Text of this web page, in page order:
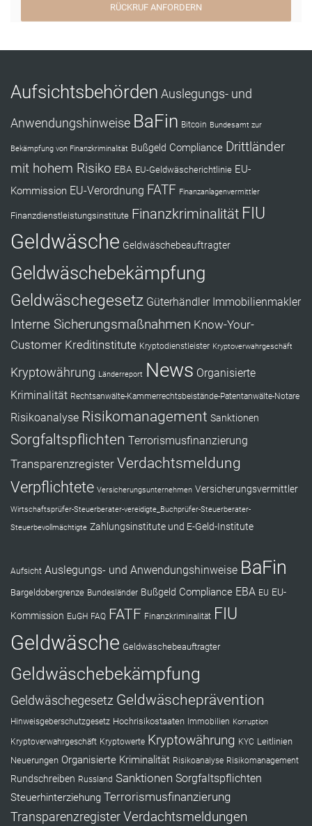
Aufsichtsbehörden Auslegungs- und
Anwendungshinweise BaFin Bitcoin Bundesamt zur
Bekämpfung von Finanzkriminalität Bußgeld Compliance Drittländer
mit hohem Risiko EBA EU-Geldwäscherichtlinie EU-
Kommission EU-Verordnung FATF Finanzanlagenvermittler
Finanzdienstleistungsinstitute Finanzkriminalität FIU
Geldwäsche Geldwäschebeauftragter
Geldwäschebekämpfung
Geldwäschegesetz Güterhändler Immobilienmakler
Interne Sicherungsmaßnahmen Know-Your-
Customer Kreditinstitute Kryptodienstleister Kryptoverwahrgeschäft
Kryptowährung Länderreport News Organisierte
Kriminalität Rechtsanwälte-Kammerrechtsbeistände-Patentanwälte-Notare
Risikoanalyse Risikomanagement Sanktionen
Sorgfaltspflichten Terrorismusfinanzierung
Transparenzregister Verdachtsmeldung
Verpflichtete Versicherungsunternehmen Versicherungsvermittler
Wirtschaftsprüfer-Steuerberater-vereidigte_Buchprüfer-Steuerberater-
Steuerbevollmächtigte Zahlungsinstitute und E-Geld-Institute
Aufsicht Auslegungs- und Anwendungshinweise BaFin
Bargeldobergrenze Bundesländer Bußgeld Compliance EBA EU EU-
Kommission EuGH FAQ FATF Finanzkriminalität FIU
Geldwäsche Geldwäschebeauftragter
Geldwäschebekämpfung
Geldwäschegesetz Geldwäscheprävention
Hinweisgeberschutzgesetz Hochrisikostaaten Immobilien Korruption
Kryptoverwahrgeschäft Kryptowerte Kryptowährung KYC Leitlinien
Neuerungen Organisierte Kriminalität Risikoanalyse Risikomanagement
Rundschreiben Russland Sanktionen Sorgfaltspflichten
Steuerhinterziehung Terrorismusfinanzierung
TransparenzregisterVerdachtsmeldungen